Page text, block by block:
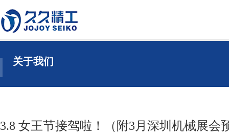
关于我们
3.8 女王节接驾啦！（附3月深圳机械展会